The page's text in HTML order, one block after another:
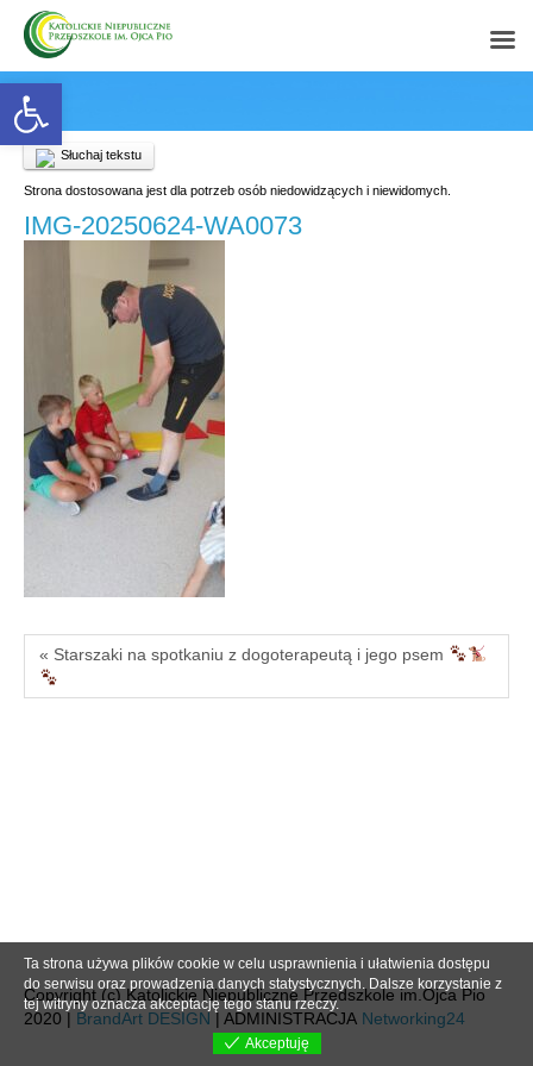
Open toolbar
Słuchaj tekstu
Strona dostosowana jest dla potrzeb osób niedowidzących i niewidomych.
IMG-20250624-WA0073
« Starszaki na spotkaniu z dogoterapeutą i jego psem
Copyright (c) Katolickie Niepubliczne Przedszkole im.Ojca Pio
2020 | BrandArt DESIGN | ADMINISTRACJA Networking24
Ta strona używa plików cookie w celu usprawnienia i ułatwienia dostępu
do serwisu oraz prowadzenia danych statystycznych. Dalsze korzystanie z
tej witryny oznacza akceptację tego stanu rzeczy.
Akceptuję